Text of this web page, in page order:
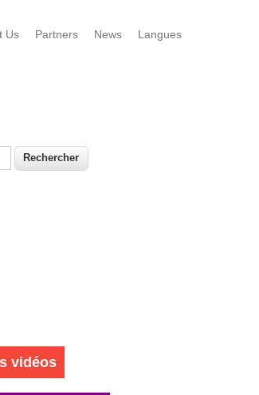
Us Partners News Langues
recherche
vidéos